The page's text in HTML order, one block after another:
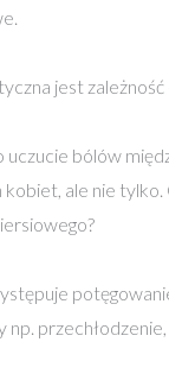
jest zależność
uczucie bólów
ale nie tylko.